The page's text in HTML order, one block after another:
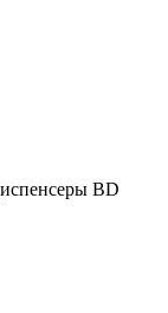
BD